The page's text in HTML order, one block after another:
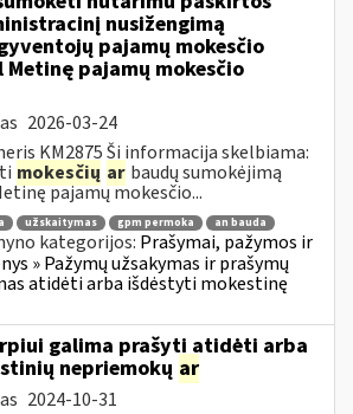
nusižengimą
pajamų mokesčio
pajamų mokesčio
2026-03-24
KM2875 Ši informacija skelbiama:
mokesčių ar baudų sumokėjimą
pajamų mokesčio...
užskaitymas gpm permoka
an bauda
kategorijos: Prašymai, pažymos ir
» Pažymų užsakymas ir prašymų
atidėti arba išdėstyti mokestinę
galima prašyti atidėti arba
nepriemokų ar
2024-10-31